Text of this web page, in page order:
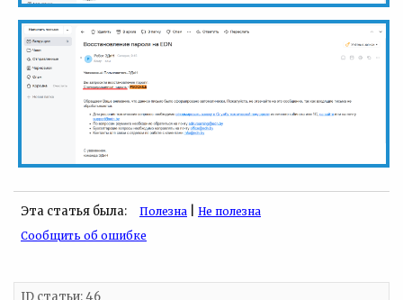
Эта статья была: Полезна
Не полезна
Сообщить об ошибке
ID статьи: 46